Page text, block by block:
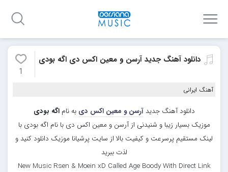
دانلود آهنگ جدید آرسن و معین اکس دی اگه بودی
1
آهنگ ایرانی
دانلود آهنگ جدیدآرسن و معین اکس دی به ناماگه بودی
موزیک بسیار زیبا و شنیدنی از آرسن و معین اکس دی با نام اگه بودی با
لینک مستقیم پرسرعت و کیفیت بالا از سایت پرشیانا موزیک دانلود کنید و
لذت ببرید
New Music Rsen & Moein xD Called Age Boody With Direct Link